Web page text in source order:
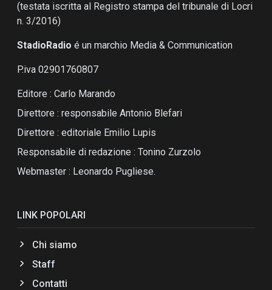
(testata iscritta al Registro stampa del tribunale di Locri
n. 3/2016)
StadioRadio é un marchio Media & Communication
P.iva 02901760807
Editore : Carlo Marando
Direttore : responsabile Antonio Blefari
Direttore : editoriale Emilio Lupis
Responsabile di redazione : Tonino Zurzolo
Webmaster : Leonardo Pugliese.
LINK POPOLARI
Chi siamo
Staff
Contatti